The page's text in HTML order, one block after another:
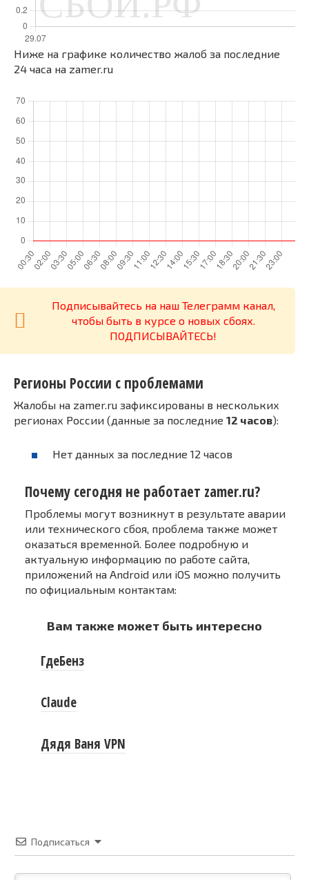
Ниже на графике количество жалоб за последние
24 часа на zamer.ru
Подписывайтесь на наш Телеграмм канал,
чтобы быть в курсе о новых сбоях.
ПОДПИСЫВАЙТЕСЬ!
Регионы России с проблемами
Жалобы на zamer.ru зафиксированы в нескольких
регионах России (данные за последние 12 часов):
Нет данных за последние 12 часов
Почему сегодня не работает zamer.ru?
Проблемы могут возникнут в результате аварии
или технического сбоя, проблема также может
оказаться временной. Более подробную и
актуальную информацию по работе сайта,
приложений на Android или iOS можно получить
по официальным контактам:
Вам также может быть интересно
ГдеБенз
Claude
Дядя Ваня VPN
Подписаться